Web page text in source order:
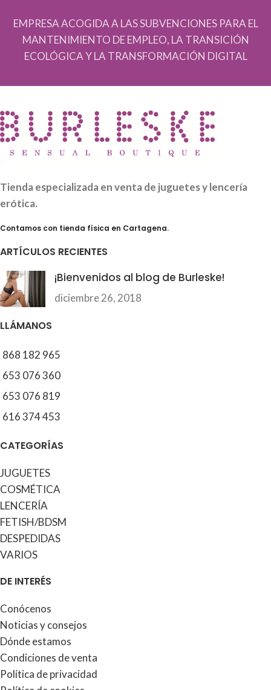
EMPRESA ACOGIDA A LAS SUBVENCIONES PARA EL
MANTENIMIENTO DE EMPLEO, LA TRANSICIÓN
ECOLÓGICA Y LA TRANSFORMACIÓN DIGITAL
Tienda especializada en venta de juguetes y lencería
erótica.
Contamos con tienda física en Cartagena.
ARTÍCULOS RECIENTES
¡Bienvenidos al blog de Burleske!
diciembre 26, 2018
LLÁMANOS
868 182 965
653 076 360
653 076 819
616 374 453
CATEGORÍAS
JUGUETES
COSMÉTICA
LENCERÍA
FETISH/BDSM
DESPEDIDAS
VARIOS
DE INTERÉS
Conócenos
Noticias y consejos
Dónde estamos
Condiciones de venta
Política de privacidad